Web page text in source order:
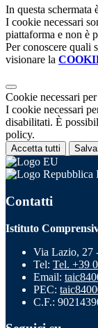
In questa schermata
I cookie necessari
piattaforma e non è
Per conoscere quali
visionare la
Cookie necessari
I cookie necessari
disabilitati. È
policy.
Accetta tutti
Contatti
Istituto
Via Lazio, 27
Tel: Tel. +39
Email:
PEC:
C.F.: